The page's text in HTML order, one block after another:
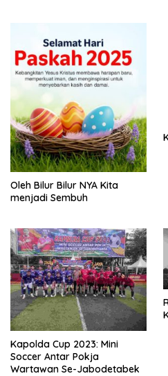
Oleh Bilur Bilur NYA Kita
menjadi Sembuh
Kapolda Cup 2023: Mini
Soccer Antar Pokja
Wartawan Se-Jabodetabek